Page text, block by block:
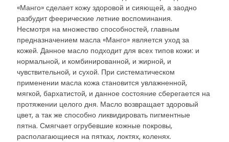
«Манго» сделает кожу здоровой и сияющей, а заодно
разбудит феерические летние воспоминания.
Несмотря на множество способностей, главным
предназначением масла «Манго» является уход за
кожей. Данное масло подходит для всех типов кожи: и
нормальной, и комбинированной, и жирной, и
чувствительной, и сухой. При систематическом
применении масла кожа становится увлажненной,
мягкой, бархатистой, и данное состояние сберегается на
протяжении целого дня. Масло возвращает здоровый
цвет, а так же способно ликвидировать пигментные
пятна. Смягчает огрубевшие кожные покровы,
располагающиеся на пятках, локтях, коленях.